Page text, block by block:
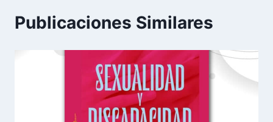
Publicaciones Similares